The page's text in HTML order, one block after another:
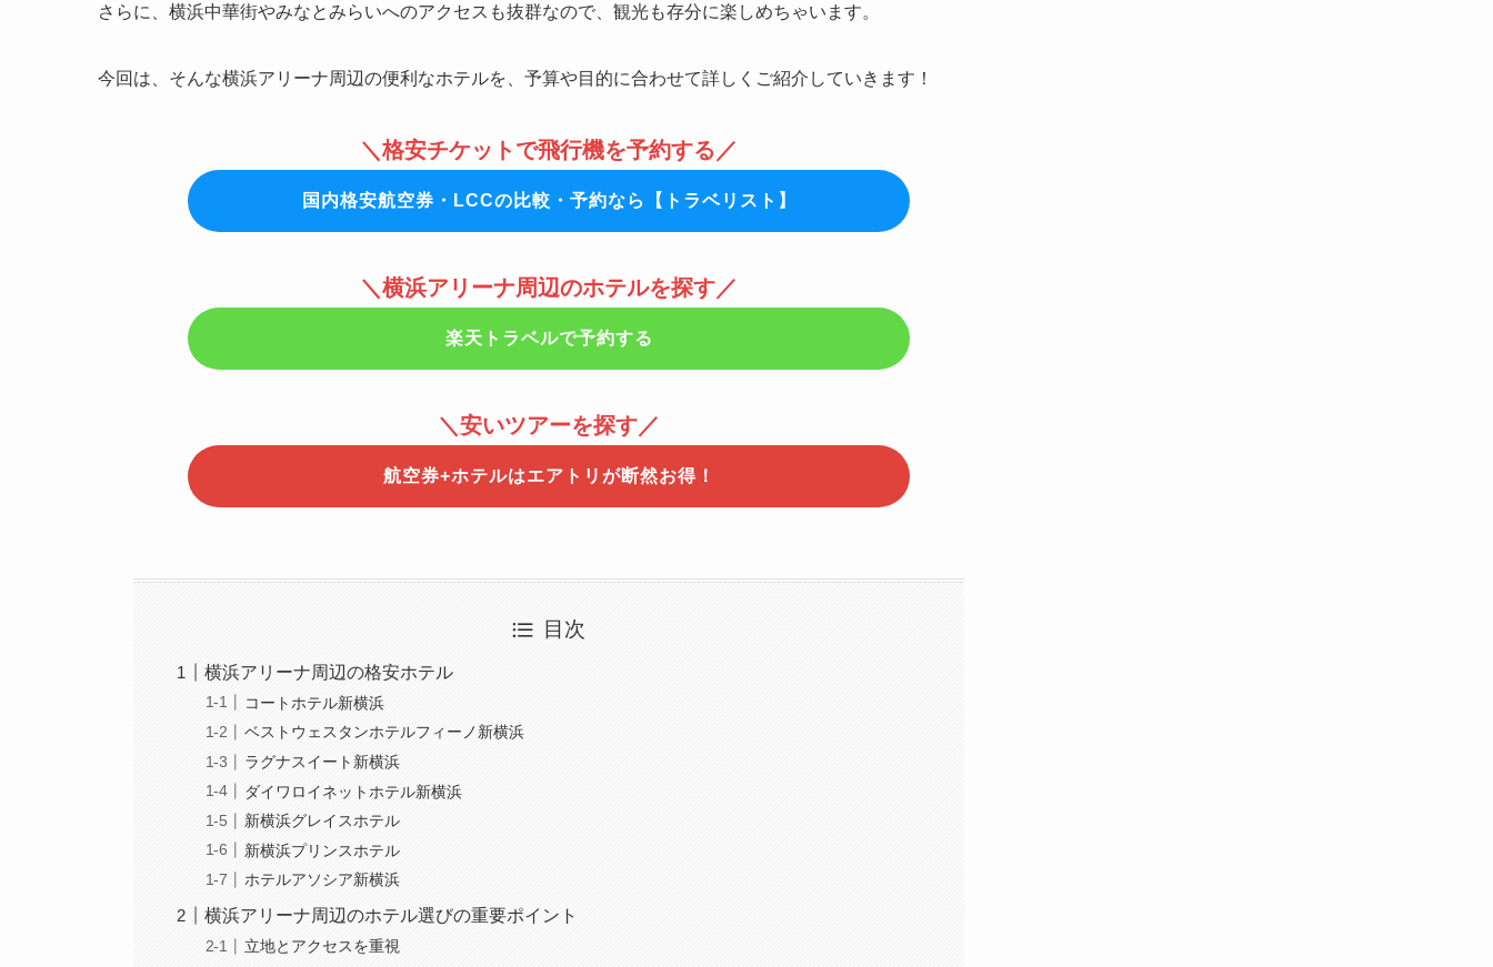
さらに、横浜中華街やみなとみらいへのアクセスも抜群なので、観光も存分に楽しめちゃいます。
今回は、そんな横浜アリーナ周辺の便利なホテルを、予算や目的に合わせて詳しくご紹介していきます！
＼格安チケットで飛行機を予約する／
国内格安航空券・LCCの比較・予約なら【トラベリスト】
＼横浜アリーナ周辺のホテルを探す／
楽天トラベルで予約する
＼安いツアーを探す／
航空券+ホテルはエアトリが断然お得！
目次
横浜アリーナ周辺の格安ホテル
コートホテル新横浜
ベストウェスタンホテルフィーノ新横浜
ラグナスイート新横浜
ダイワロイネットホテル新横浜
新横浜グレイスホテル
新横浜プリンスホテル
ホテルアソシア新横浜
横浜アリーナ周辺のホテル選びの重要ポイント
立地とアクセスを重視